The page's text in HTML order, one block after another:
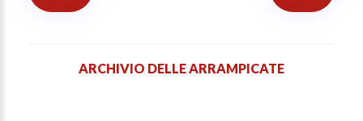
ARCHIVIO DELLE ARRAMPICATE